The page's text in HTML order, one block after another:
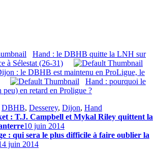
Hand : le DBHB quitte la LNH sur
à Sélestat (26-31)
: le DBHB est maintenu en ProLigue, le
Hand : pourquoi le
en retard en Proligue ?
DBHB, Desserey, Dijon, Hand
: T.J. Campbell et Mykal Riley quittent la
10 juin 2014
: qui sera le plus difficile à faire oublier la
juin 2014